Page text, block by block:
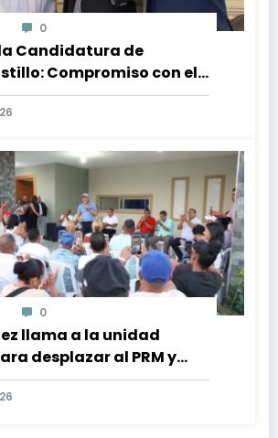
0
Candidatura de
Compromiso con el
y la Participación
0
llama a la unidad
desplazar al PRM y
confianza ciudadana